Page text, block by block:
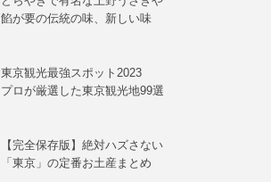
餡が要の伝統の味、新しい味
東京観光最強スポット2023
プロが厳選した東京観光地99選
【完全保存版】絶対ハズさない
「東京」の定番お土産まとめ